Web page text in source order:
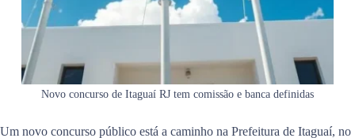
Novo concurso de Itaguaí RJ tem comissão e banca definidas
Um novo concurso público está a caminho na Prefeitura de Itaguaí, no